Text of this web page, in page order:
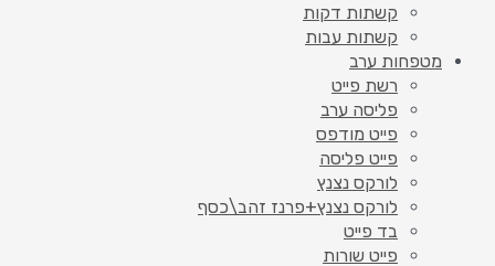
קשתות דקות
קשתות עבות
מטפחות ערב
רשת פייט
פליסה ערב
פייט מודפס
פייט פליסה
לורקס נצנץ
לורקס נצנץ+פרנז זהב\כסף
בד פייט
פייט שורות